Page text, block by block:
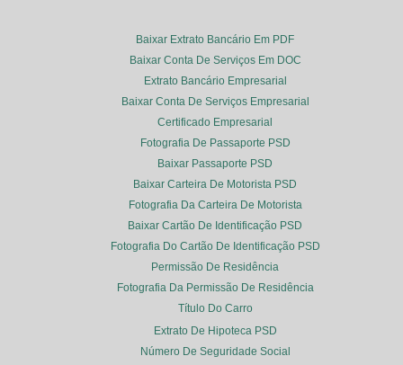
Baixar Extrato Bancário Em PDF
Baixar Conta De Serviços Em DOC
Extrato Bancário Empresarial
Baixar Conta De Serviços Empresarial
Certificado Empresarial
Fotografia De Passaporte PSD
Baixar Passaporte PSD
Baixar Carteira De Motorista PSD
Fotografia Da Carteira De Motorista
Baixar Cartão De Identificação PSD
Fotografia Do Cartão De Identificação PSD
Permissão De Residência
Fotografia Da Permissão De Residência
Título Do Carro
Extrato De Hipoteca PSD
Número De Seguridade Social